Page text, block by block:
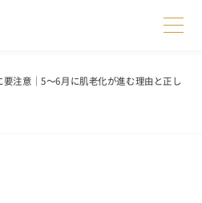
注意｜5〜6月に肌老化が進む理由と正し